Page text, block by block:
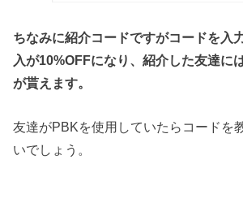
ちなみに紹介コードですがコードを入
入が10%OFFになり、紹介した友達に
が貰えます。
友達がPBKを使用していたらコードを
いでしょう。